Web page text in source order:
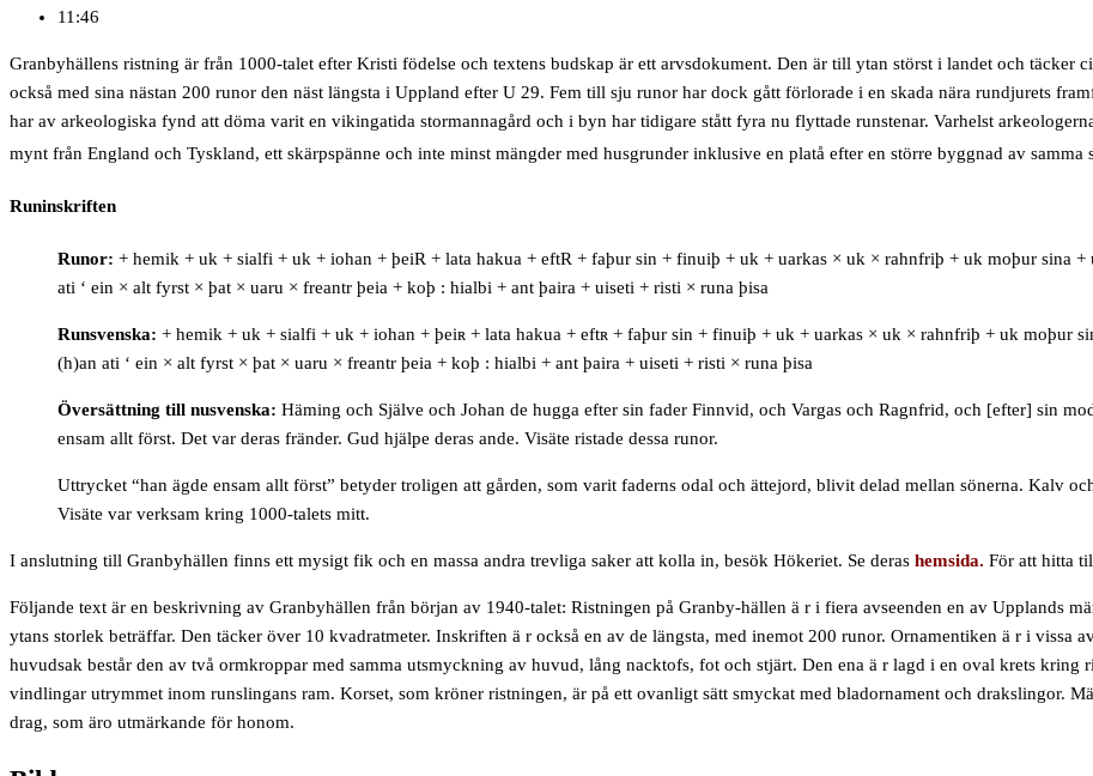
11:46
Granbyhällens ristning är från 1000-talet efter Kristi födelse och textens budskap är ett arvsdokument. Den är till ytan störst i landet och täcker
också med sina nästan 200 runor den näst längsta i Uppland efter U 29. Fem till sju runor har dock gått förlorade i en skada nära rundjurets
har av arkeologiska fynd att döma varit en vikingatida stormannagård och i byn har tidigare stått fyra nu flyttade runstenar. Varhelst
mynt från England och Tyskland, ett skärpspänne och inte minst mängder med husgrunder inklusive en platå efter en större byggnad av
Runinskriften
Runor: + hemik + uk + sialfi + uk + iohan + þeiR + lata hakua + eftR + faþur sin + finuiþ + uk + uarkas × uk × rahnfriþ + uk moþur sina +
ati ‘ ein × alt fyrst × þat × uaru × freantr þeia + koþ : hialbi + ant þaira + uiseti + risti × runa þisa
Runsvenska: + hemik + uk + sialfi + uk + iohan + þeiʀ + lata hakua + eftʀ + faþur sin + finuiþ + uk + uarkas × uk × rahnfriþ + uk
(h)an ati ‘ ein × alt fyrst × þat × uaru × freantr þeia + koþ : hialbi + ant þaira + uiseti + risti × runa þisa
Översättning till nusvenska: Häming och Själve och Johan de hugga efter sin fader Finnvid, och Vargas och Ragnfrid, och [efter] sin
ensam allt först. Det var deras fränder. Gud hjälpe deras ande. Visäte ristade dessa runor.
Uttrycket “han ägde ensam allt först” betyder troligen att gården, som varit faderns odal och ättejord, blivit delad mellan sönerna. Kalv
Visäte var verksam kring 1000-talets mitt.
I anslutning till Granbyhällen finns ett mysigt fik och en massa andra trevliga saker att kolla in, besök Hökeriet. Se deras hemsida. För att hitta
Följande text är en beskrivning av Granbyhällen från början av 1940-talet: Ristningen på Granby-hällen ä r i fiera avseenden en av Upplands
ytans storlek beträffar. Den täcker över 10 kvadratmeter. Inskriften ä r också en av de längsta, med inemot 200 runor. Ornamentiken ä r i vissa
huvudsak består den av två ormkroppar med samma utsmyckning av huvud, lång nacktofs, fot och stjärt. Den ena ä r lagd i en oval krets
vindlingar utrymmet inom runslingans ram. Korset, som kröner ristningen, är på ett ovanligt sätt smyckat med bladornament och drakslingor.
drag, som äro utmärkande för honom.